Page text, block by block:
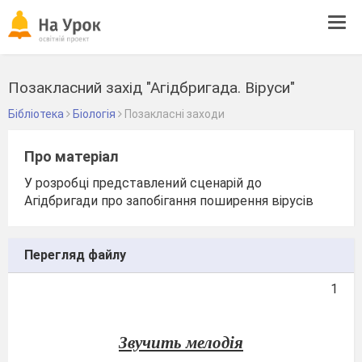
Позакласний захід "Агідбригада. Віруси"
Бібліотека Біологія Позакласні заходи
Про матеріал
У розробці представлений сценарій до
Агідбригади про запобігання поширення вірусів
Перегляд файлу
1
Звучить мелодія